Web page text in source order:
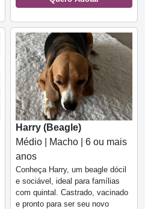
Harry (Beagle)
Médio | Macho | 6 ou mais
anos
Conheça Harry, um beagle dócil
e sociável, ideal para famílias
com quintal. Castrado, vacinado
e pronto para ser seu novo